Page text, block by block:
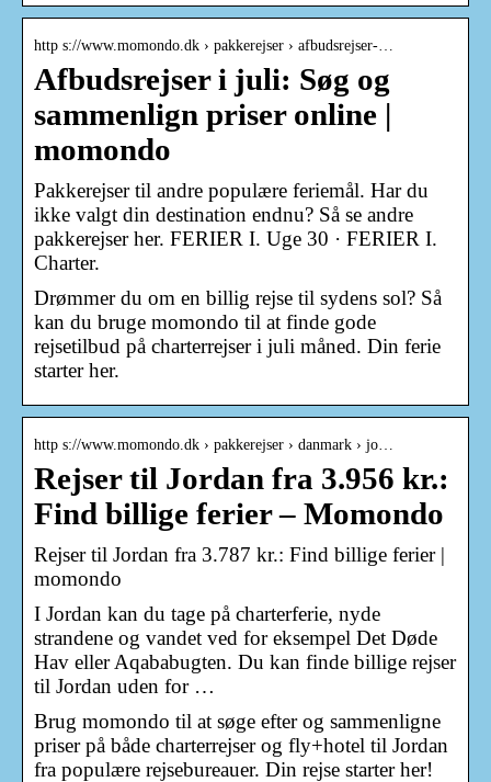
http s://www.momondo.dk › pakkerejser › afbudsrejser-…
Afbudsrejser i juli: Søg og
sammenlign priser online |
momondo
Pakkerejser til andre populære feriemål. Har du
ikke valgt din destination endnu? Så se andre
pakkerejser her. FERIER I. Uge 30 · FERIER I.
Charter.
Drømmer du om en billig rejse til sydens sol? Så
kan du bruge momondo til at finde gode
rejsetilbud på charterrejser i juli måned. Din ferie
starter her.
http s://www.momondo.dk › pakkerejser › danmark › jo…
Rejser til Jordan fra 3.956 kr.:
Find billige ferier – Momondo
Rejser til Jordan fra 3.787 kr.: Find billige ferier |
momondo
I Jordan kan du tage på charterferie, nyde
strandene og vandet ved for eksempel Det Døde
Hav eller Aqababugten. Du kan finde billige rejser
til Jordan uden for …
Brug momondo til at søge efter og sammenligne
priser på både charterrejser og fly+hotel til Jordan
fra populære rejsebureauer. Din rejse starter her!